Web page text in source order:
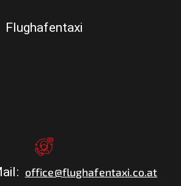
Flughafentaxi
: office@flughafentaxi.co.at